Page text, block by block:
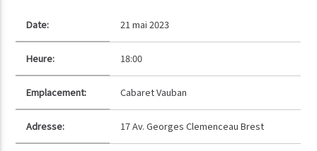
Date: 21 mai 2023
Heure: 18:00
Emplacement: Cabaret Vauban
Adresse: 17 Av. Georges Clemenceau Brest